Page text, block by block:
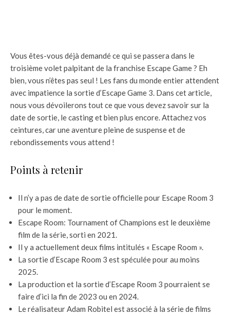
Vous êtes-vous déjà demandé ce qui se passera dans le
troisième volet palpitant de la franchise Escape Game ? Eh
bien, vous n’êtes pas seul ! Les fans du monde entier attendent
avec impatience la sortie d’Escape Game 3. Dans cet article,
nous vous dévoilerons tout ce que vous devez savoir sur la
date de sortie, le casting et bien plus encore. Attachez vos
ceintures, car une aventure pleine de suspense et de
rebondissements vous attend !
Points à retenir
Il n’y a pas de date de sortie officielle pour Escape Room 3
pour le moment.
Escape Room: Tournament of Champions est le deuxième
film de la série, sorti en 2021.
Il y a actuellement deux films intitulés « Escape Room ».
La sortie d’Escape Room 3 est spéculée pour au moins
2025.
La production et la sortie d’Escape Room 3 pourraient se
faire d’ici la fin de 2023 ou en 2024.
Le réalisateur Adam Robitel est associé à la série de films